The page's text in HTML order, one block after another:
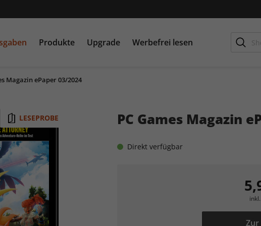
Produkte Upgrade Werbefrei lesen
inkl.
Magazin ePaper 03/2024
LESEPROBE PC Games Magazin
Direkt verfügbar
Zur